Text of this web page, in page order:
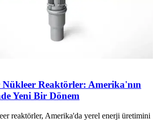
Reaktörler: Amerika'nın
Yeni Bir Dönem
reaktörler, Amerika'da yerel enerji üretimini